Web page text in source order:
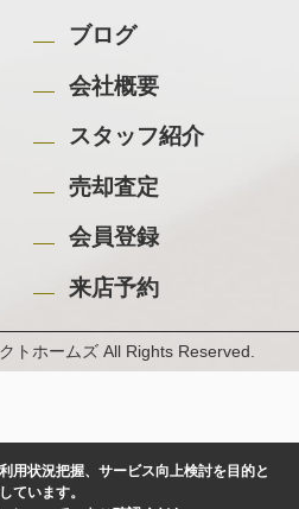
ブログ
会社概要
スタッフ紹介
売却査定
会員登録
来店予約
トホームズ All Rights Reserved.
用状況把握、サービス向上検討を目的と
ています。